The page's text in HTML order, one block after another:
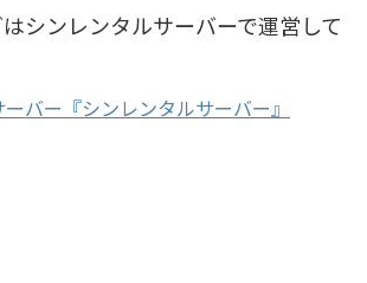
シンレンタルサーバーで運営して
バー『シンレンタルサーバー』